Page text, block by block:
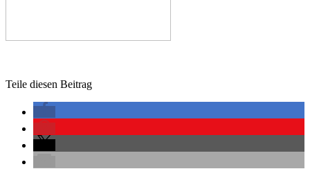
Teile diesen Beitrag